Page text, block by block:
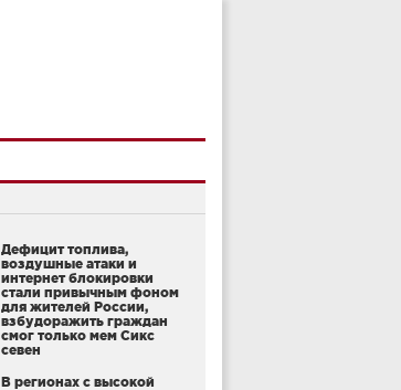
Дефицит топлива,
воздушные атаки и
интернет блокировки
стали привычным фоном
для жителей России,
взбудоражить граждан
смог только мем Сикс
севен
В регионах с высокой